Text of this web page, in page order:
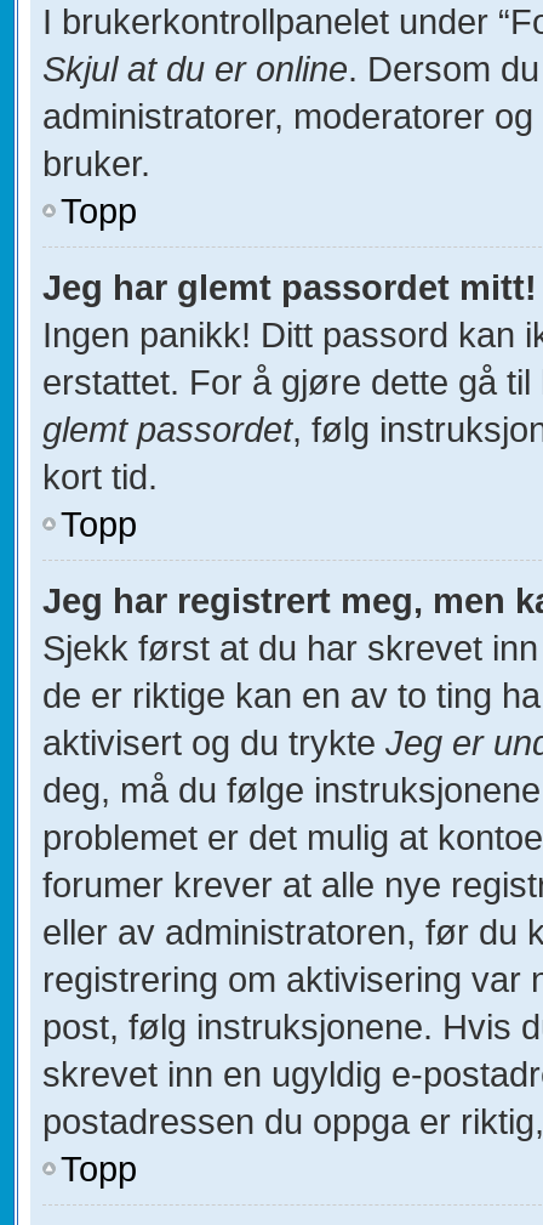
I brukerkontrollpanelet under
Skjul at du er online. Dersom
administratorer, moderatorer
bruker.
Topp
Jeg har glemt passordet mitt!
Ingen panikk! Ditt passord kan
erstattet. For å gjøre dette gå
glemt passordet, følg
kort tid.
Topp
Jeg har registrert meg, men
Sjekk først at du har skrevet
de er riktige kan en av to ting
aktivisert og du trykte Jeg er
deg, må du følge
problemet er det mulig at
forumer krever at alle nye
eller av administratoren, før du
registrering om aktivisering var
post, følg instruksjonene. Hvis
skrevet inn en ugyldig e-
postadressen du oppga er
Topp